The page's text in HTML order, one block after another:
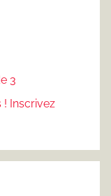
3
! Inscrivez